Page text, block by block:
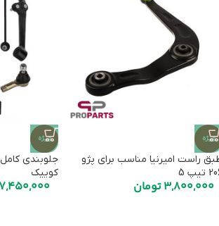
ویژه
راست امیرنیا مناسب برای پژو
تیپ 5
3,800,000تومان
ویژه
جلوبندی کامل
کوییک